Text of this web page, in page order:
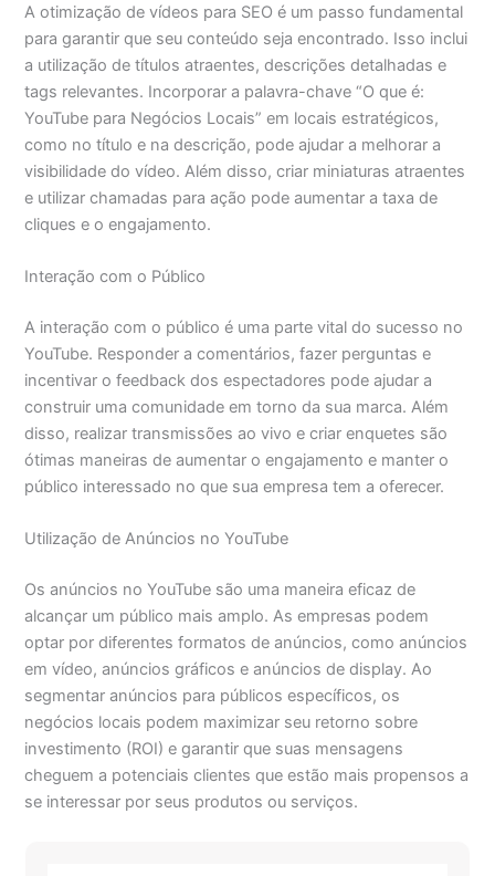
A otimização de vídeos para SEO é um passo fundamental
para garantir que seu conteúdo seja encontrado. Isso inclui
a utilização de títulos atraentes, descrições detalhadas e
tags relevantes. Incorporar a palavra-chave “O que é:
YouTube para Negócios Locais” em locais estratégicos,
como no título e na descrição, pode ajudar a melhorar a
visibilidade do vídeo. Além disso, criar miniaturas atraentes
e utilizar chamadas para ação pode aumentar a taxa de
cliques e o engajamento.
Interação com o Público
A interação com o público é uma parte vital do sucesso no
YouTube. Responder a comentários, fazer perguntas e
incentivar o feedback dos espectadores pode ajudar a
construir uma comunidade em torno da sua marca. Além
disso, realizar transmissões ao vivo e criar enquetes são
ótimas maneiras de aumentar o engajamento e manter o
público interessado no que sua empresa tem a oferecer.
Utilização de Anúncios no YouTube
Os anúncios no YouTube são uma maneira eficaz de
alcançar um público mais amplo. As empresas podem
optar por diferentes formatos de anúncios, como anúncios
em vídeo, anúncios gráficos e anúncios de display. Ao
segmentar anúncios para públicos específicos, os
negócios locais podem maximizar seu retorno sobre
investimento (ROI) e garantir que suas mensagens
cheguem a potenciais clientes que estão mais propensos a
se interessar por seus produtos ou serviços.